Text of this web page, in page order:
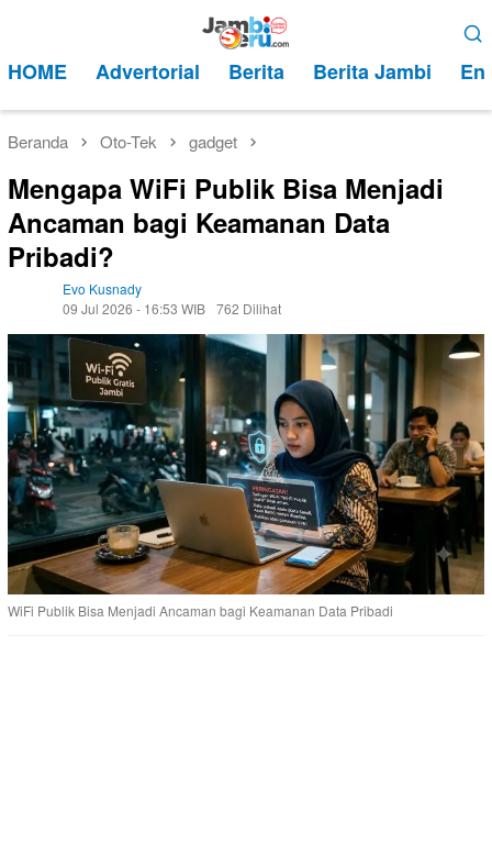
kontenMobile
HOME Advertorial Berita Berita Jambi
Beranda Oto-Tek gadget
Mengapa WiFi Publik Bisa Menjadi
Ancaman bagi Keamanan Data
Pribadi?
Evo Kusnady
09 Jul 2026 - 16:53 WIB 762 Dilihat
WiFi Publik Bisa Menjadi Ancaman bagi Keamanan Data Pribadi